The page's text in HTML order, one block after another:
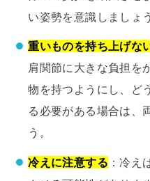
い姿勢を意識しましょ
重いものを持ち上げな
肩関節に大きな負担を
物を持つようにし、ど
る必要がある場合は、
う。
冷えに注意する ：冷え